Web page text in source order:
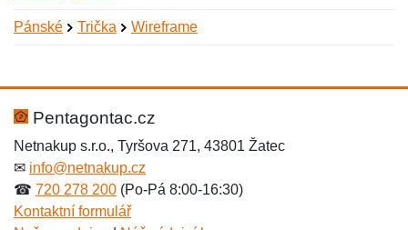
Pánské Trička Wireframe
Hodnocení:
Jméno: *
Jméno:
E-mail:*
Pentagontac.cz
Netnakup s.r.o., Tyršova 271, 43801 Žatec
✉ info@netnakup.cz
☎ 720 278 200 (Po-Pá 8:00-16:30)
Kontaktní formulář